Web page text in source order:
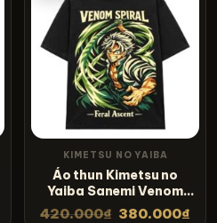
KIMETSU NO YAIBA
Áo thun Kimetsu no
Yaiba Sanemi Venom
Spiral – SPB12
420.000₫ 380.000₫